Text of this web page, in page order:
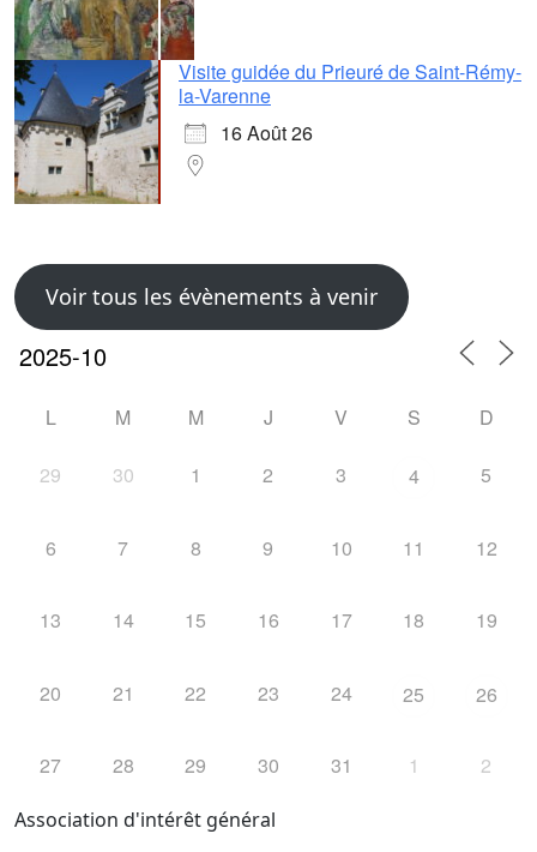
Visite guidée du Prieuré de Saint-Rémy-
la-Varenne
16 Août 26
Voir tous les évènements à venir
L M M J V S D
29 30 1 2 3 4 5
6 7 8 9 10 11 12
13 14 15 16 17 18 19
20 21 22 23 24 25 26
27 28 29 30 31 1 2
Association d'intérêt général